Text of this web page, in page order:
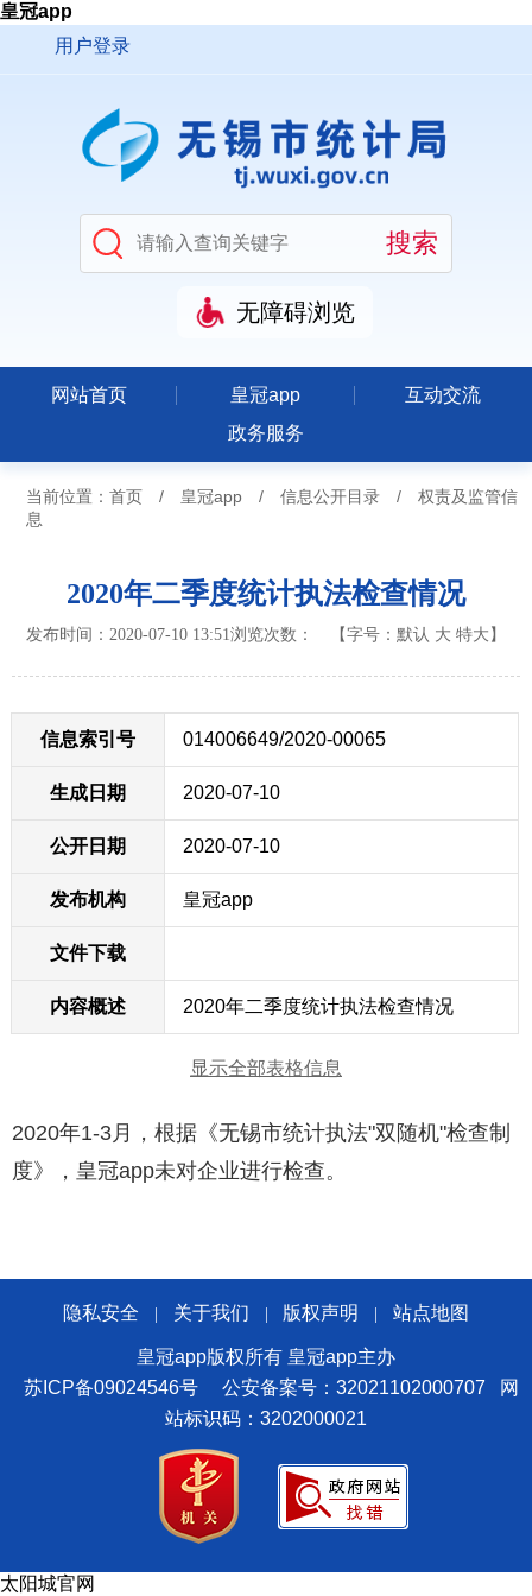
皇冠app
用户登录
无障碍浏览
网站首页 皇冠app
互动交流
政务服务
当前位置： 首页 / 皇冠app / 信息公开目录 /
权责及监管信
息
2020年二季度统计执法检查情况
发布时间：2020-07-10 13:51浏览次数： 【字号： 默认 大 特大 】
信息索引号 014006649/2020-00065
生成日期 2020-07-10
公开日期 2020-07-10
发布机构 皇冠app
文件下载
内容概述 2020年二季度统计执法检查情况
显示全部表格信息
2020年1-3月，根据《无锡市统计执法"双随机"检查制
度》，皇冠app未对企业进行检查。
隐私安全 关于我们 版权声明 站点地图
皇冠app版权所有 皇冠app主办
苏ICP备09024546号
公安备案号：32021102000707
网
站标识码：3202000021
太阳城官网